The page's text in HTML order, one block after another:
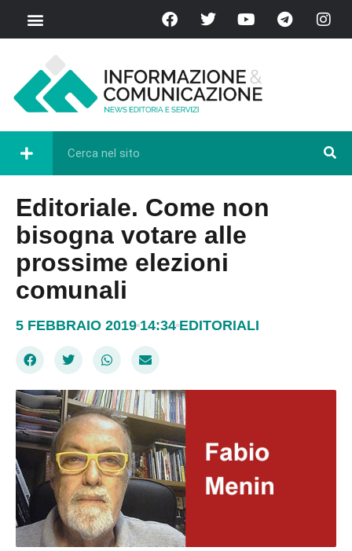
Editoriale. Come non
bisogna votare alle
prossime elezioni
comunali
5 FEBBRAIO 2019 14:34 EDITORIALI